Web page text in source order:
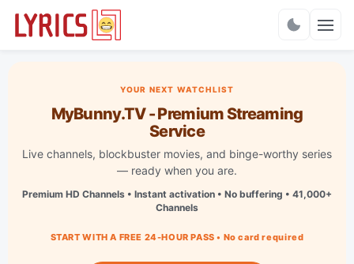
YOUR NEXT WATCHLIST
MyBunny.TV - Premium Streaming
Service
Live channels, blockbuster movies, and binge-worthy series
— ready when you are.
Premium HD Channels • Instant activation • No buffering • 41,000+
Channels
START WITH A FREE 24-HOUR PASS • No card required